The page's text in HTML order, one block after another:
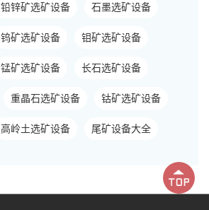
铅锌矿选矿设备 石墨选矿设备
钨矿选矿设备 钼矿选矿设备
锰矿选矿设备 长石选矿设备
重晶石选矿设备 钴矿选矿设备
高岭土选矿设备 尾矿设备大全